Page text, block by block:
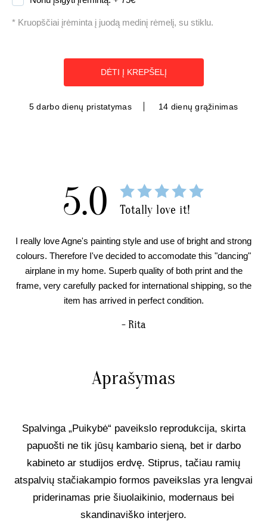
* Kruopščiai įrėminta į juodą medinį rėmelį, su stiklu.
DĖTI Į KREPŠELĮ
5 darbo dienų pristatymas 14 dienų grąžinimas
5.0 Totally love it!
I really love Agne's painting style and use of bright and strong
colours. Therefore I've decided to accomodate this "dancing"
airplane in my home. Superb quality of both print and the
frame, very carefully packed for international shipping, so the
item has arrived in perfect condition.
- Rita
Aprašymas
Spalvinga „Puikybė“ paveikslo reprodukcija, skirta
papuošti ne tik jūsų kambario sieną, bet ir darbo
kabineto ar studijos erdvę. Stiprus, tačiau ramių
atspalvių stačiakampio formos paveikslas yra lengvai
priderinamas prie šiuolaikinio, modernaus bei
skandinaviško interjero.